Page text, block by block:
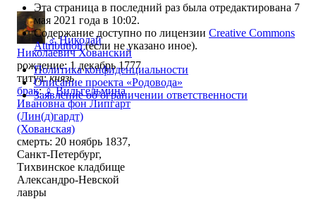
♂ Николай
Николаевич Хованский
рождение: 1 декабрь 1777
титул:князь
брак:♀ Вильгельмина
Ивановна фон Липгарт
(Лин(д)гардт)
(Хованская)
смерть: 20 ноябрь 1837,
Санкт-Петербург,
Тихвинское кладбище
Александро-Невской
лавры
Эта страница в последний раз была отредактирована 7
мая 2021 года в 10:02.
Содержание доступно по лицензии Creative Commons
Attribution(если не указано иное).
Политика конфиденциальности
Описание проекта «Родовода»
Заявление об ограничении ответственности